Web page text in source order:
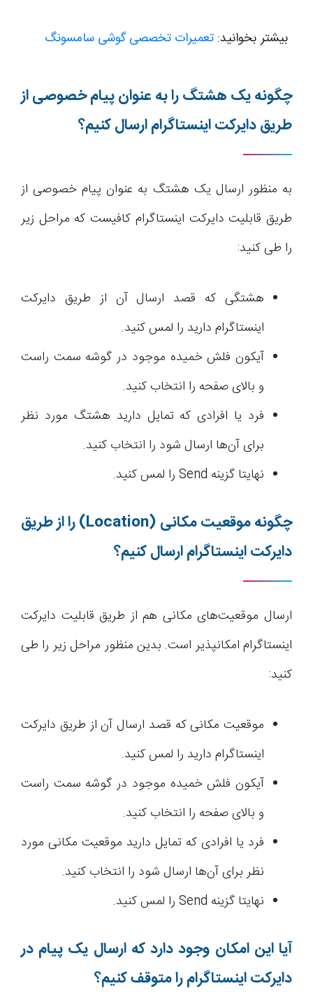
بیشتر بخوانید: تعمیرات تخصصی گوشی سامسونگ
چگونه یک هشتگ را به عنوان پیام خصوصی از
طریق دایرکت اینستاگرام ارسال کنیم؟
به منظور ارسال یک هشتگ به عنوان پیام خصوصی از
طریق قابلیت دایرکت اینستاگرام کافیست که مراحل زیر
را طی کنید:
هشتگی که قصد ارسال آن از طریق دایرکت
اینستاگرام دارید را لمس کنید.
آیکون فلش خمیده موجود در گوشه سمت راست
و بالای صفحه را انتخاب کنید.
فرد یا افرادی که تمایل دارید هشتگ مورد نظر
برای آن‌ها ارسال شود را انتخاب کنید.
نهایتا گزینه Send را لمس کنید.
چگونه موقعیت مکانی (Location)
را از طریق
دایرکت اینستاگرام ارسال کنیم؟
ارسال موقعیت‌های مکانی هم از طریق قابلیت دایرکت
اینستاگرام امکانپذیر است. بدین منظور مراحل زیر را طی
کنید:
موقعیت مکانی که قصد ارسال آن از طریق دایرکت
اینستاگرام دارید را لمس کنید.
آیکون فلش خمیده موجود در گوشه سمت راست
و بالای صفحه را انتخاب کنید.
فرد یا افرادی که تمایل دارید موقعیت مکانی مورد
نظر برای آن‌ها ارسال شود را انتخاب کنید.
نهایتا گزینه Send را لمس کنید.
آیا این امکان وجود دارد که ارسال یک پیام در
دایرکت اینستاگرام را متوقف کنیم؟